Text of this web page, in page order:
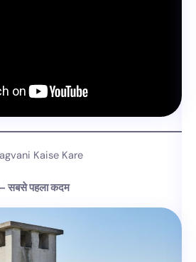
Kaise Kare
सबसे पहला कदम